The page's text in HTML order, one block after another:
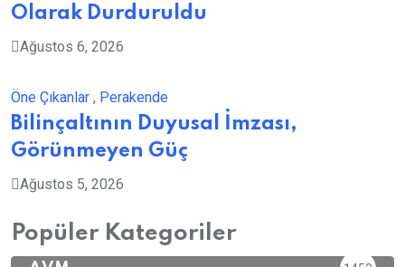
Olarak Durduruldu
Ağustos 6, 2026
Öne Çıkanlar , Perakende
Bilinçaltının Duyusal İmzası,
Görünmeyen Güç
Ağustos 5, 2026
Popüler Kategoriler